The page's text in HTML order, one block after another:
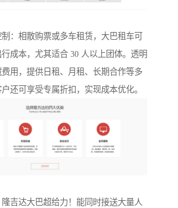
：相散购票或多车租赁，大巴租车可
成本，尤其适合 30 人以上团体。透明
用，提供日租、月租、长期合作等多
还可享受专属折扣，实现成本优化。
吉达大巴超给力！能同时接送大量人